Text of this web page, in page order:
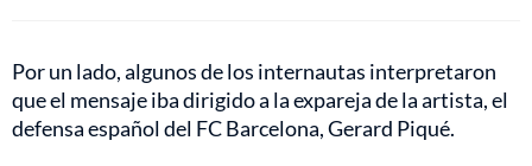
Por un lado, algunos de los internautas interpretaron
que el mensaje iba dirigido a la expareja de la artista, el
defensa español del FC Barcelona, Gerard Piqué.